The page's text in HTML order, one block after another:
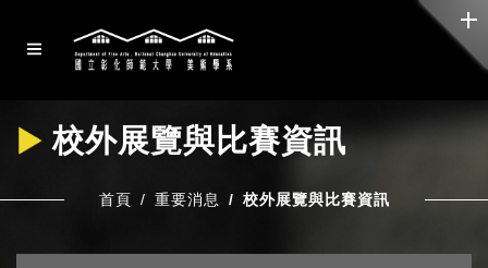
校外展覽與比賽資訊
首頁 重要消息 校外展覽與比賽資訊